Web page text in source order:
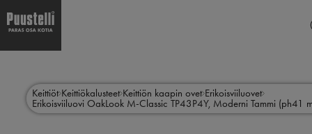
menu
Keittiöt Keittiökalusteet Keittiön kaapin ovet Erikoisviiluovet
Erikoisviiluovi OakLook M-Classic TP43P4Y, Moderni Tammi (ph41